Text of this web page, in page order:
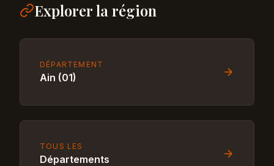
Explorer la région
DÉPARTEMENT
Ain (01)
TOUS LES
Départements